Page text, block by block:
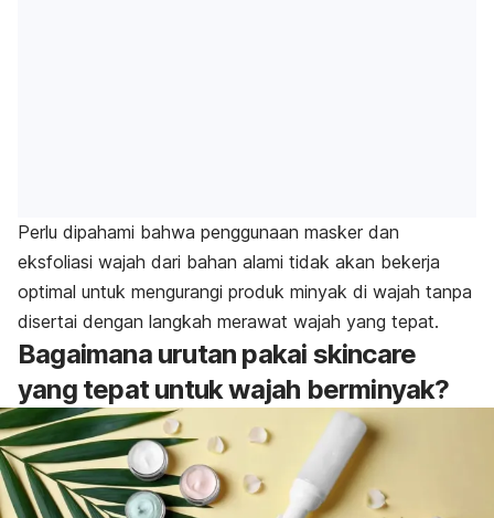
Perlu dipahami bahwa penggunaan masker dan
eksfoliasi wajah dari bahan alami tidak akan bekerja
optimal untuk mengurangi produk minyak di wajah tanpa
disertai dengan langkah merawat wajah yang tepat.
Bagaimana urutan pakai skincare
yang tepat untuk wajah berminyak?